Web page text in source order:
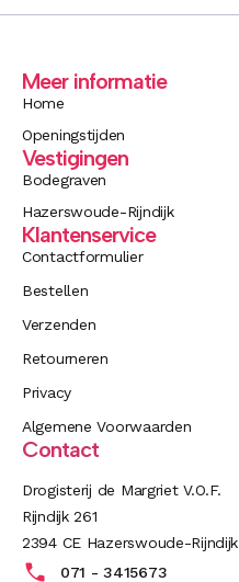
Meer informatie
Home
Openingstijden
Vestigingen
Bodegraven
Hazerswoude-Rijndijk
Klantenservice
Contactformulier
Bestellen
Verzenden
Retourneren
Privacy
Algemene Voorwaarden
Contact
Drogisterij de Margriet V.O.F.
Rijndijk 261
2394 CE Hazerswoude-Rijndijk
071 - 3415673